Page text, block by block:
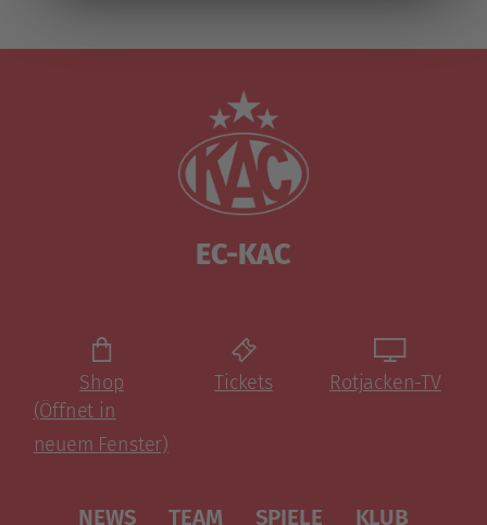
EC-KAC
Shop
(Öffnet in
neuem Fenster)
Tickets Rotjacken-TV
NEWS TEAM SPIELE KLUB